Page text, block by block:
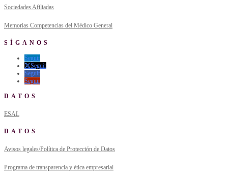
Sociedades Afiliadas
Memorias Competencias del Médico General
SÍGANOS
Seguir
Seguir
Seguir
Seguir
DATOS
ESAL
DATOS
Avisos legales/Política de Protección de Datos
Programa de transparencia y ética empresarial